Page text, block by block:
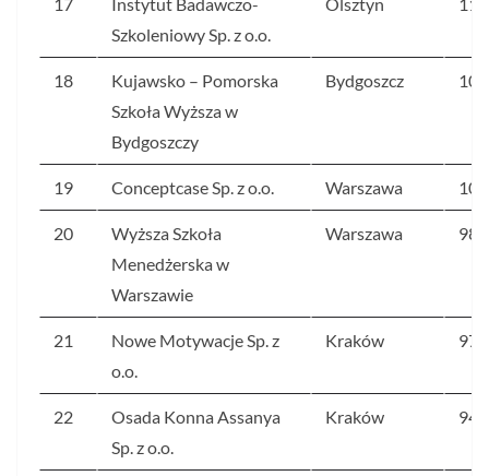
17
Instytut Badawczo-
Szkoleniowy Sp. z o.o.
Olsztyn
18
Kujawsko – Pomorska
Szkoła Wyższa w
Bydgoszczy
Bydgoszcz
19 Conceptcase Sp. z o.o. Warszawa
20
Wyższa Szkoła
Menedżerska w
Warszawie
Warszawa 983
21
Nowe Motywacje Sp. z
o.o.
Kraków 979
22
Osada Konna Assanya
Sp. z o.o.
Kraków 949